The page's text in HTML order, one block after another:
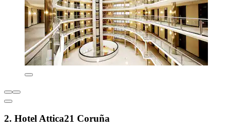
2. Hotel Attica21 Coruña